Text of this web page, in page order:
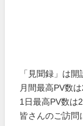
「見聞録」は
月間最高PV数
1日最高PV数は
皆さんのご訪問